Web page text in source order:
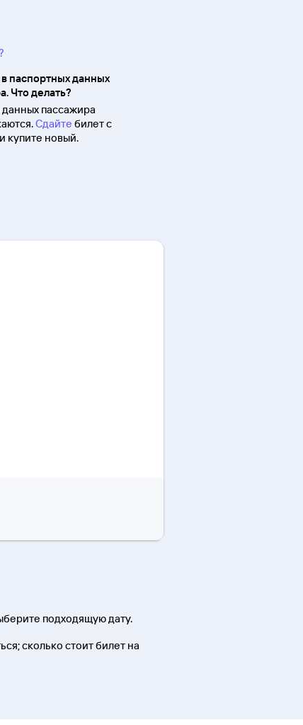
паспортных данных
Что делать?
пассажира
Сдайте билет с
купите новый.
подходящую дату.
сколько стоит билет на